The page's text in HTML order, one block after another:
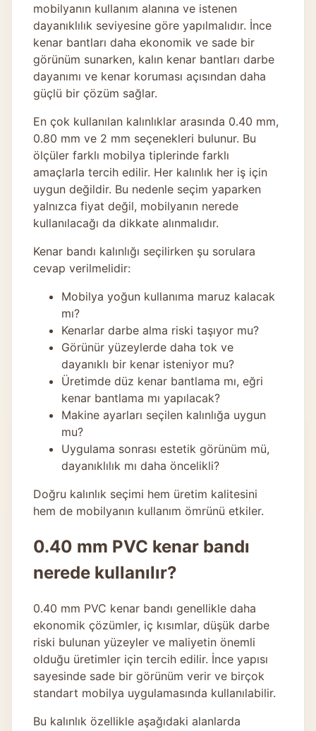
mobilyanın kullanım alanına ve istenen
dayanıklılık seviyesine göre yapılmalıdır. İnce
kenar bantları daha ekonomik ve sade bir
görünüm sunarken, kalın kenar bantları darbe
dayanımı ve kenar koruması açısından daha
güçlü bir çözüm sağlar.
En çok kullanılan kalınlıklar arasında 0.40 mm,
0.80 mm ve 2 mm seçenekleri bulunur. Bu
ölçüler farklı mobilya tiplerinde farklı
amaçlarla tercih edilir. Her kalınlık her iş için
uygun değildir. Bu nedenle seçim yaparken
yalnızca fiyat değil, mobilyanın nerede
kullanılacağı da dikkate alınmalıdır.
Kenar bandı kalınlığı seçilirken şu sorulara
cevap verilmelidir:
Mobilya yoğun kullanıma maruz kalacak
mı?
Kenarlar darbe alma riski taşıyor mu?
Görünür yüzeylerde daha tok ve
dayanıklı bir kenar isteniyor mu?
Üretimde düz kenar bantlama mı, eğri
kenar bantlama mı yapılacak?
Makine ayarları seçilen kalınlığa uygun
mu?
Uygulama sonrası estetik görünüm mü,
dayanıklılık mı daha öncelikli?
Doğru kalınlık seçimi hem üretim kalitesini
hem de mobilyanın kullanım ömrünü etkiler.
0.40 mm PVC kenar bandı
nerede kullanılır?
0.40 mm PVC kenar bandı genellikle daha
ekonomik çözümler, iç kısımlar, düşük darbe
riski bulunan yüzeyler ve maliyetin önemli
olduğu üretimler için tercih edilir. İnce yapısı
sayesinde sade bir görünüm verir ve birçok
standart mobilya uygulamasında kullanılabilir.
Bu kalınlık özellikle aşağıdaki alanlarda